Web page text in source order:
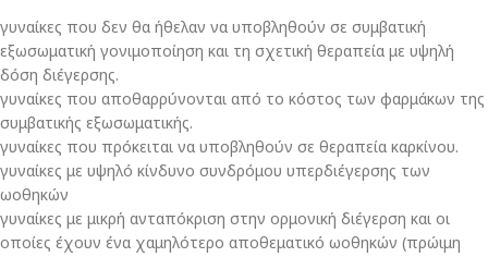
γυναίκες που δεν θα ήθελαν να υποβληθούν σε συμβατική
εξωσωματική γονιμοποίηση και τη σχετική θεραπεία με υψηλή
δόση διέγερσης.
γυναίκες που αποθαρρύνονται από το κόστος των φαρμάκων της
συμβατικής εξωσωματικής.
γυναίκες που πρόκειται να υποβληθούν σε θεραπεία καρκίνου.
γυναίκες με υψηλό κίνδυνο συνδρόμου υπερδιέγερσης των
ωοθηκών
γυναίκες με μικρή ανταπόκριση στην ορμονική διέγερση και οι
οποίες έχουν ένα χαμηλότερο αποθεματικό ωοθηκών (πρώιμη